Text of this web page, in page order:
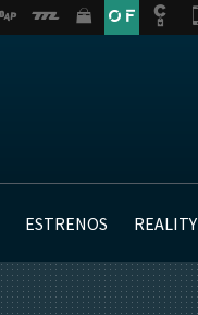
ESTRENOS REALITY